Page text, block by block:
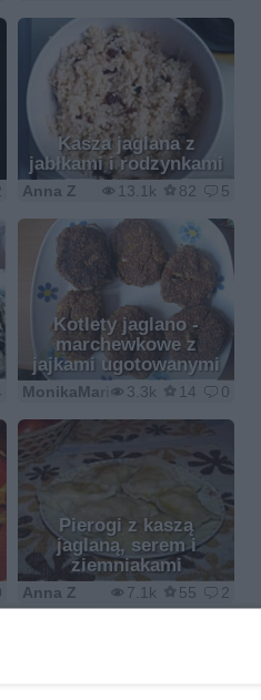
Kasza jaglana z
jabłkami i rodzynkami
13.1k 82 5
Anna Z
Kotlety jaglano -
marchewkowe z
jajkami ugotowanymi
3.3k 14 0
MonikaMariolka
Pierogi z kaszą
jaglaną, serem i
ziemniakami
7.1k 55 2
Anna Z